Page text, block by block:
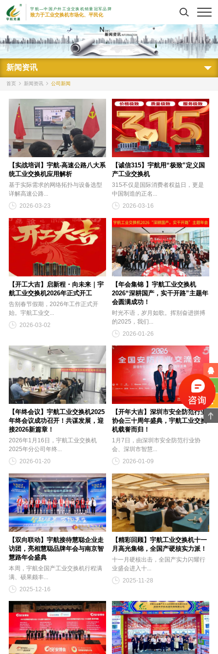
宇航—中国户外工业交换机销量冠军品牌
致力于工业交换机市场化、平民化
搜索
新闻资讯
首页 新闻资讯 公司新闻
【实战培训】宇航-高速公路八大系
统工业交换机应用解析
基于实际需求的网络拓扑与设备选型
详解高速公路...
2026-03-23
【诚信315】宇航用“极致”定义国
产工业交换机
315不仅是国际消费者权益日，更是
中国制造的正名...
2026-03-16
【开工大吉】启新程・向未来｜宇
航工业交换机2026年正式开工
告别春节假期，2026年工作正式开
始。宇航工业交...
2026-03-02
【年会集锦 】宇航工业交换机
2026“深耕国产，实干开路”主题年
会圆满成功！
时光不语，岁月如歌。挥别奋进拼搏
的2025，我们...
2026-01-26
【年终会议】宇航工业交换机2025
年终会议成功召开！共谋发展，迎
接2026新篇章！
2026年1月16日，宇航工业交换机
2025年分公司年终...
2026-01-20
【开年大吉】深圳市安全防范行业
协会三十周年盛典，宇航工业交换
机载誉而归！
1月7日，由深圳市安全防范行业协
会、深圳市智慧...
2026-01-09
【双向联动】宇航接待慧聪企业走
访团，亮相慧聪品牌年会与南京智
慧路年会盛典
本周，宇航全国产工业交换机行程满
满、硕果颇丰...
2025-12-16
【精彩回顾】宇航工业交换机十一
月高光集锦，全国产硬核实力派！
十一月硬核出击，全国产实力闪耀行
业盛会进入十...
2025-11-28